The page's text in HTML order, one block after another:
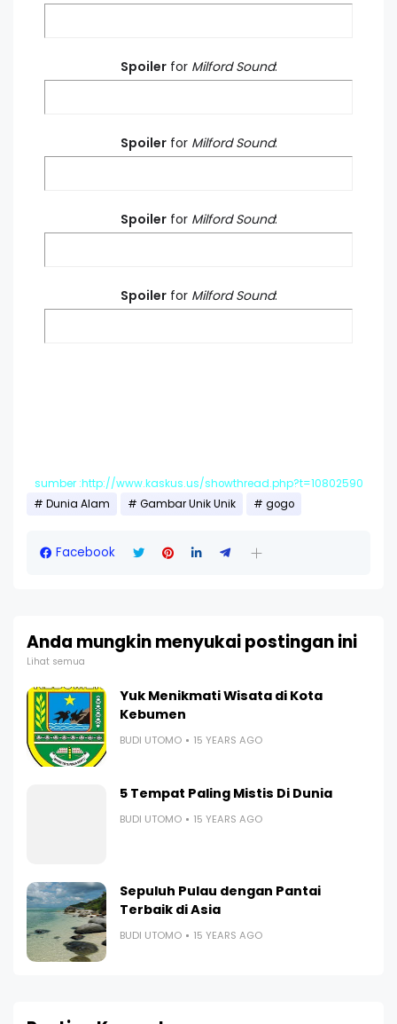
Spoilerfor Milford Sound:
Spoilerfor Milford Sound:
Spoilerfor Milford Sound:
Spoilerfor Milford Sound:
sumber :http://www.kaskus.us/showthread.php?t=10802590
Dunia Alam
Gambar Unik Unik gogo
Facebook
Anda mungkin menyukai postingan ini
Lihat semua
Yuk Menikmati Wisata di Kota
Kebumen
BUDI UTOMO 15 YEARS AGO
5 Tempat Paling Mistis Di Dunia
BUDI UTOMO 15 YEARS AGO
Sepuluh Pulau dengan Pantai
Terbaik di Asia
BUDI UTOMO 15 YEARS AGO